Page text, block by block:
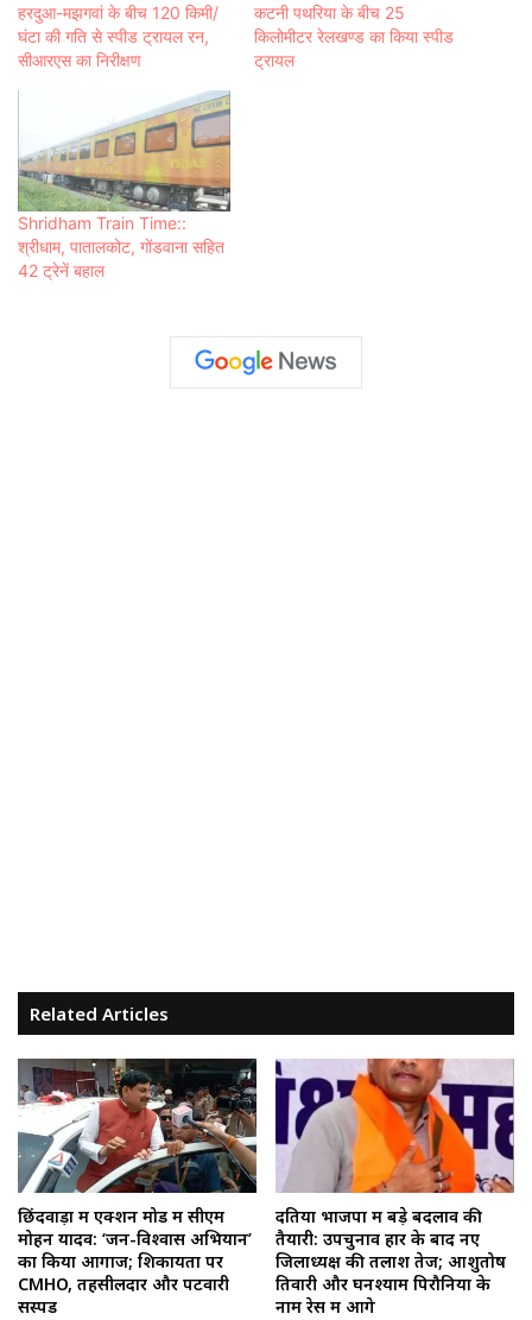
हरदुआ-मझगवां के बीच 120 किमी/
घंटा की गति से स्पीड ट्रायल रन,
सीआरएस का निरीक्षण
कटनी पथरिया के बीच 25
किलोमीटर रेलखण्ड का किया स्पीड
ट्रायल
Shridham Train Time::
श्रीधाम, पातालकोट, गोंडवाना सहित
42 ट्रेनें बहाल
Related Articles
छिंदवाड़ा में एक्शन मोड में सीएम
मोहन यादव: ‘जन-विश्वास अभियान’
का किया आगाज; शिकायतों पर
CMHO, तहसीलदार और पटवारी
सस्पेंड
दतिया भाजपा में बड़े बदलाव की
तैयारी: उपचुनाव हार के बाद नए
जिलाध्यक्ष की तलाश तेज; आशुतोष
तिवारी और घनश्याम पिरौनिया के
नाम रेस में आगे